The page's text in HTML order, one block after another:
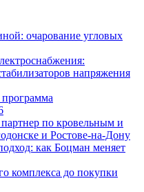
очарование угловых
напряжения
по кровельным и
и Ростове-на-Дону
как Боцман меняет
комплекса до покупки